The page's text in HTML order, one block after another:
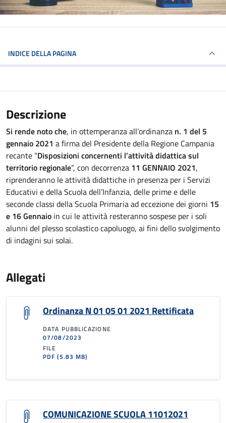
INDICE DELLA PAGINA
Descrizione
Si rende noto che, in ottemperanza all’ordinanza n. 1 del 5
gennaio 2021 a firma del Presidente della Regione Campania
recante “Disposizioni concernenti l’attività didattica sul
territorio regionale“, con decorrenza 11 GENNAIO 2021,
riprenderanno le attività didattiche in presenza per i Servizi
Educativi e della Scuola dell’Infanzia, delle prime e delle
seconde classi della Scuola Primaria ad eccezione dei giorni 15
e 16 Gennaio in cui le attività resteranno sospese per i soli
alunni del plesso scolastico capoluogo, ai fini dello svolgimento
di indagini sui solai.
Allegati
Ordinanza N 01 05 01 2021 Rettificata
DATA PUBBLICAZIONE
07/08/2023
FILE
PDF(5.83 MB)
COMUNICAZIONE SCUOLA 11012021